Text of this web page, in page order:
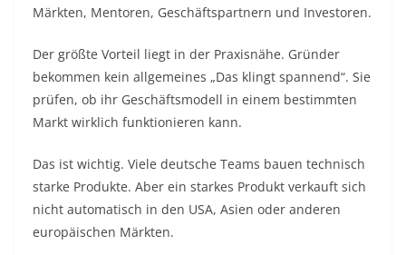
Märkten, Mentoren, Geschäftspartnern und Investoren.
Der größte Vorteil liegt in der Praxisnähe. Gründer
bekommen kein allgemeines „Das klingt spannend“. Sie
prüfen, ob ihr Geschäftsmodell in einem bestimmten
Markt wirklich funktionieren kann.
Das ist wichtig. Viele deutsche Teams bauen technisch
starke Produkte. Aber ein starkes Produkt verkauft sich
nicht automatisch in den USA, Asien oder anderen
europäischen Märkten.